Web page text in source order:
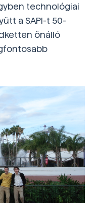
technológiai
a SAPI-t 50-
önálló